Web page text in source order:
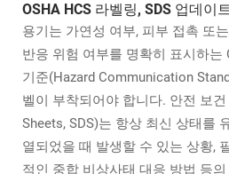
OSHA HCS 라벨링, SDS 업데이
용기는 가연성 여부, 피부 접촉 또
반응 위험 여부를 명확히 표시하는
기준(Hazard Communication
벨이 부착되어야 합니다. 안전 보
Sheets, SDS)는 항상 최신 상태를
열되었을 때 발생할 수 있는 상황,
적인 중합 비상사태 대응 방법 등